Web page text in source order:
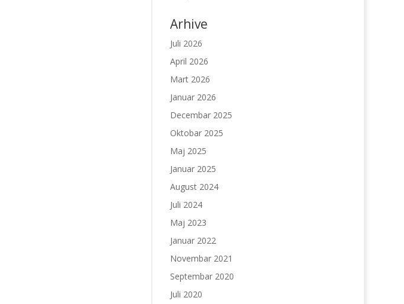
Arhive
Juli 2026
April 2026
Mart 2026
Januar 2026
Decembar 2025
Oktobar 2025
Maj 2025
Januar 2025
August 2024
Juli 2024
Maj 2023
Januar 2022
Novembar 2021
Septembar 2020
Juli 2020